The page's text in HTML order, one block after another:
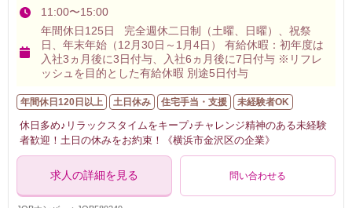
11:00〜15:00
年間休日125日 完全週休二日制（土曜、日曜）、祝祭
日、年末年始（12月30日～1月4日） 有給休暇：初年度は
入社3ヵ月後に3日付与、入社6ヵ月後に7日付与 ※リフレ
ッシュを目的とした有給休暇 別途5日付与
年間休日120日以上 土日休み 住宅手当・支援 未経験者OK
休日多め♪リラックスタイムをキープ♪チャレンジ精神のある未経験
者歓迎！土日の休みをお約束！《横浜市金沢区の企業》
求人の詳細を見る 問い合わせる